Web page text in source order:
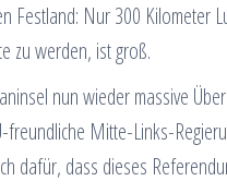
Festland: Nur 300 Kilometer
zu werden, ist groß.
nun wieder massive
freundliche Mitte-Links-
dafür, dass dieses